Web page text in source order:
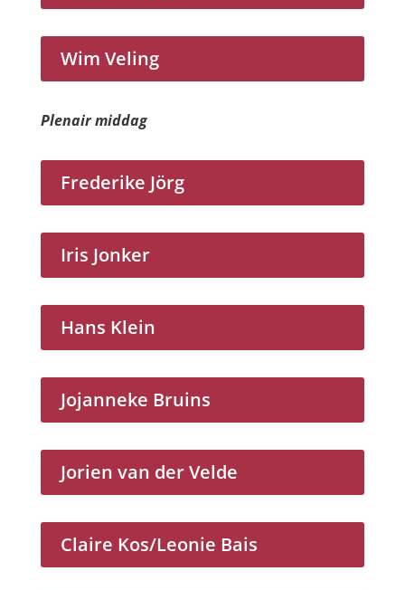
Wim Veling
Plenair middag
Frederike Jörg
Iris Jonker
Hans Klein
Jojanneke Bruins
Jorien van der Velde
Claire Kos/Leonie Bais